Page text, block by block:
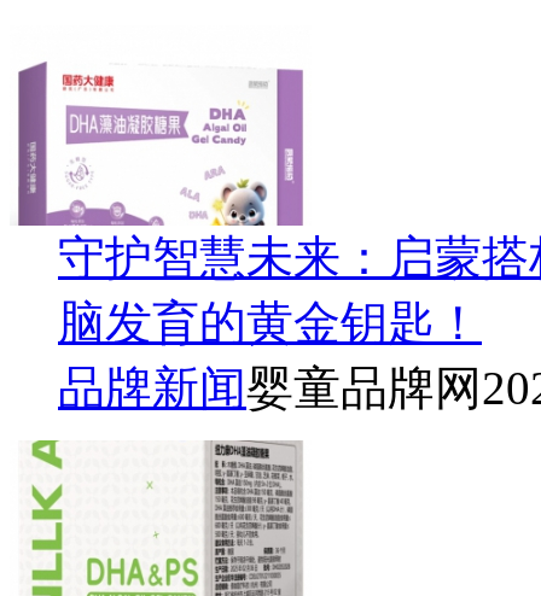
守护智慧未来：启蒙
脑发育的黄金钥匙！
品牌新闻婴童品牌网